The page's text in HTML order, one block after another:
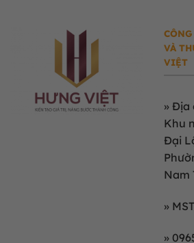
VÀ
VIỆT
» Địa
Khu
Đại
Nam
»
»